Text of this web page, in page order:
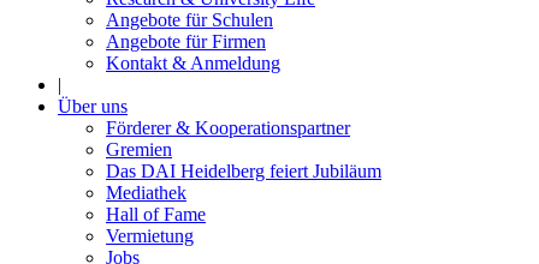
Angebote für Schulen
Angebote für Firmen
Kontakt & Anmeldung
|
Über uns
Förderer & Kooperationspartner
Gremien
Das DAI Heidelberg feiert Jubiläum
Mediathek
Hall of Fame
Vermietung
Jobs